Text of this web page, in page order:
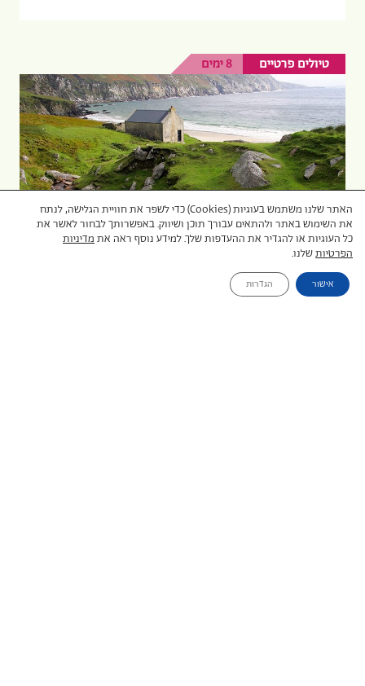
טיולים פרטיים 8 ימים
האתר שלנו משתמש בעוגיות (Cookies) כדי לשפר את חוויית הגלישה, לנתח
את השימוש באתר ולהתאים עבורך תוכן ושיווק. באפשרותך לבחור לאשר את
כל העוגיות או להגדיר את ההעדפות שלך. למידע נוסף ראה אתמדיניות
הפרטיותשלנו.
אישור הגדרות